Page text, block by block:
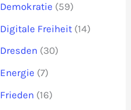
Demokratie (59)
Digitale Freiheit (14)
Dresden (30)
Energie (7)
Frieden (16)